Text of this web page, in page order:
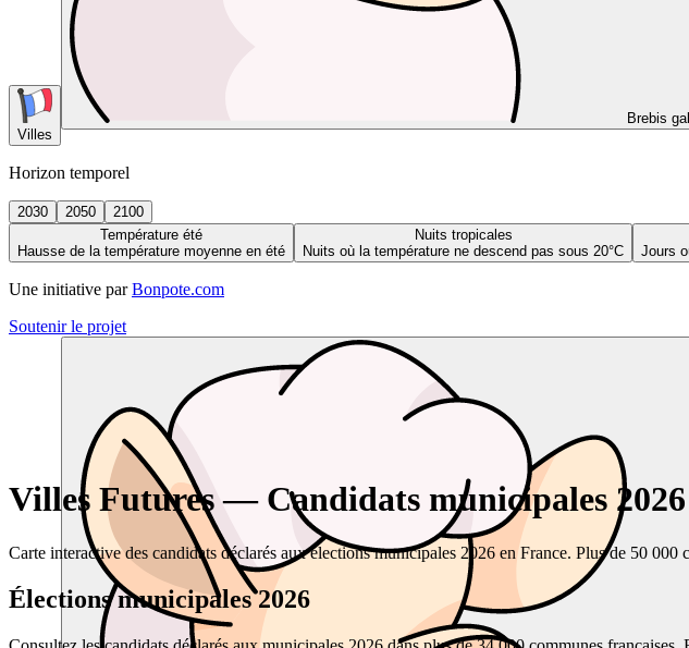
Villes
Brebis
Horizon temporel
2030 2050
2100
Température été
Hausse de la température moyenne en été
Nuits tropicales
Nuits où la température ne descend pas sous 20°C
Jours
Une initiative par Bonpote.com
Soutenir le projet
Villes Futures — Candidats municipales
Carte interactive des candidats déclarés aux élections municipales 2026 en France. Plus de 50
Élections municipales 2026